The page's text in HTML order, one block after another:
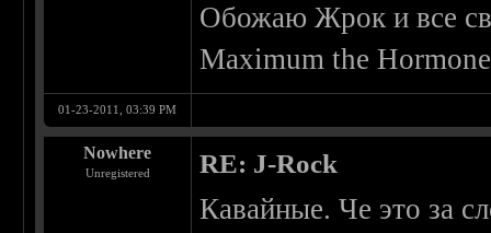
Обожаю Жрок и все
Maximum the
01-23-2011, 03:39 PM
Nowhere
Unregistered RE: J-Rock
Кавайные. Че это за